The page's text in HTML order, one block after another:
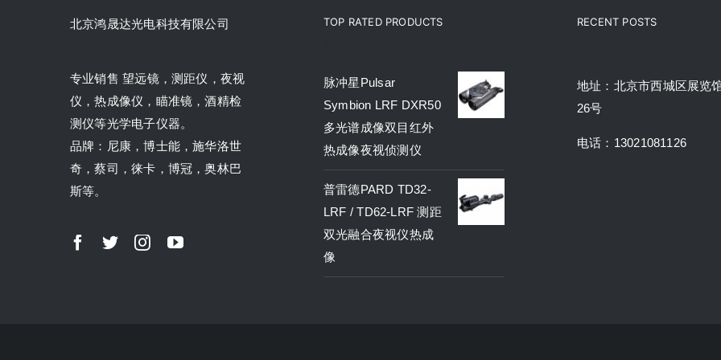
北京鸿晟达光电科技有限公司
专业销售 望远镜，测距仪，夜视
仪，热成像仪，瞄准镜，酒精检
测仪等光学电子仪器。
品牌：尼康，博士能，施华洛世
奇，蔡司，徕卡，博冠，奥林巴
斯等。
TOP RATED PRODUCTS
脉冲星Pulsar
Symbion LRF DXR50
多光谱成像双目红外
热成像夜视侦测仪
普雷德PARD TD32-
LRF / TD62-LRF 测距
双光融合夜视仪热成
像
RECENT POSTS
地址：北京市西城区展览
26号
电话：13021081126